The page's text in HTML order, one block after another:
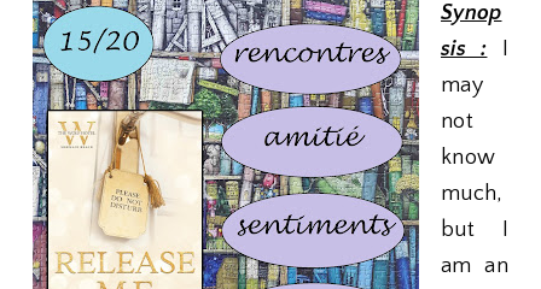
Synop
sis : I
may
not
know
much,
but I
am an